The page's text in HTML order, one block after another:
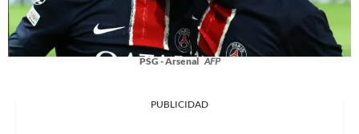
PSG - Arsenal AFP
PUBLICIDAD